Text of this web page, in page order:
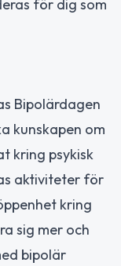
för dig som
Bipolärdagen
kunskapen om
kring psykisk
aktiviteter för
kring
sig mer och
bipolär